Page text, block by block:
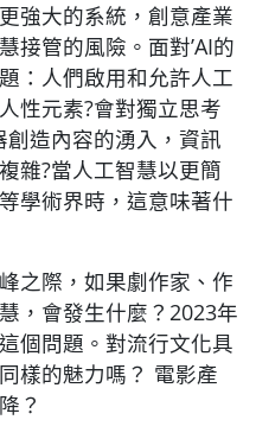
強大的系統，創意產業
接管的風險。面對’AI的
：人們啟用和允許人工
性元素?會對獨立思考
造內容的湧入，資訊
雜?當人工智慧以更簡
學術界時，這意味著什
之際，如果劇作家、作
，會發生什麼？2023年
個問題。對流行文化具
樣的魅力嗎？ 電影產
？